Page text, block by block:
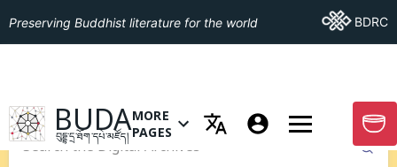
Preserving Buddhist literature for the world Go ToBDRC
GO TO HOMEPAGE
BUDA
བུདྡྷ་དྲ་ཐོག་དཔེ་མཛོད།
OPEN MENU OF MORE PAGES
MORE
PAGES
GO
Submit